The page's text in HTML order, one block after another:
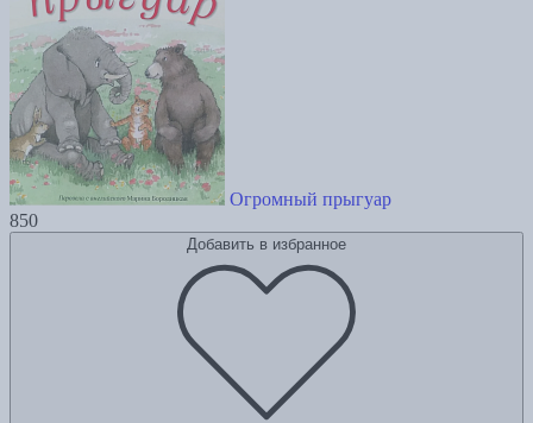
Огромный прыгуар
850
Добавить в избранное